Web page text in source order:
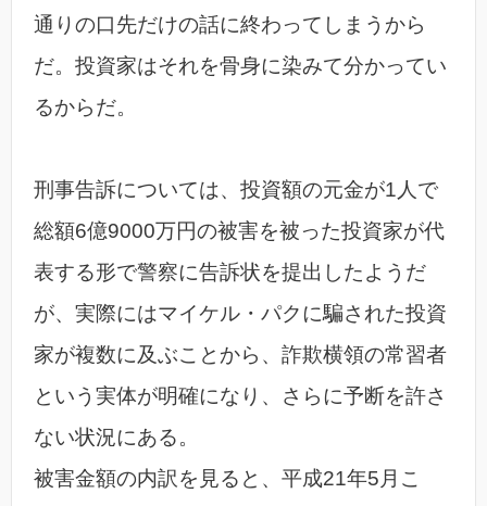
通りの口先だけの話に終わってしまうから
だ。投資家はそれを骨身に染みて分かってい
るからだ。
刑事告訴については、投資額の元金が1人で
総額6億9000万円の被害を被った投資家が代
表する形で警察に告訴状を提出したようだ
が、実際にはマイケル・パクに騙された投資
家が複数に及ぶことから、詐欺横領の常習者
という実体が明確になり、さらに予断を許さ
ない状況にある。
被害金額の内訳を見ると、平成21年5月こ